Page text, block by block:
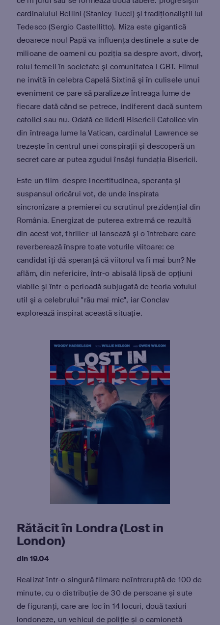
cardinalului Bellini (Stanley Tucci) şi tradiţionaliştii lui
Tedesco (Sergio Castellitto). Miza este gigantică
deoarece noul Papă va influenţa destinele a sute de
milioane de oameni cu poziţia sa despre avort, divorţ,
rolul femeii în societate şi comunitatea LGBT. Filmul
ne invită în celebra Capelă Sixtină şi în culisele unui
eveniment ce pare să paralizeze întreaga lume de
fiecare dată când se petrece, indiferent dacă suntem
catolici sau nu. Odată ce liderii Bisericii Catolice vin
din întreaga lume la Vatican, cardinalul Lawrence se
trezește în centrul unei conspirații și descoperă un
secret care ar putea zgudui însăși fundația Bisericii.
Este un film despre incertitudinea, speranţa şi
suspansul oricărui vot, de unde inspirata
sincronizare a premierei cu scrutinul prezidenţial din
România. Energizat de puterea extremă ce rezultă
din acest vot, thriller-ul lansează şi o întrebare care
reverberează înspre toate voturile viitoare: ce
candidat îţi dă speranţă că viitorul va fi mai bun? Ne
aflăm, din nefericire, într-o abisală lipsă de opţiuni
viabile şi într-o perioadă subjugată de teoria votului
util şi a celebrului "rău mai mic", iar Conclav
explorează inspirat această situaţie.
Rătăcit în Londra (Lost in
London)
din 19.04
Realizat într-o singură filmare neîntreruptă de 100 de
minute, cu o distribuție de 30 de persoane și sute
de figuranți, care are loc în 14 locuri, două taxiuri
londoneze, un vehicul de poliție și o camionetă